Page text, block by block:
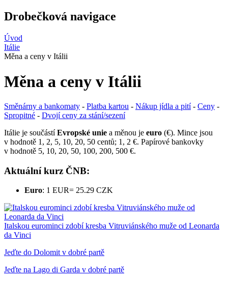
Drobečková navigace
Úvod
Itálie
Měna a ceny v Itálii
Měna a ceny v Itálii
Směnárny a bankomaty - Platba kartou - Nákup jídla a pití- Ceny -
Spropitné - Dvojí ceny za stání/sezení
Itálie je součástíEvropské unie a měnou je euro (€). Mince jsou
v hodnotě 1, 2, 5, 10, 20, 50 centů; 1, 2 €. Papírové bankovky
v hodnotě 5, 10, 20, 50, 100, 200, 500 €.
Aktuální kurz ČNB:
Euro: 1 EUR= 25.29 CZK
Italskou eurominci zdobí kresba Vitruviánského muže od Leonarda
da Vinci
Jeďte do Dolomit v dobré partě
Jeďte na Lago di Garda v dobré partě